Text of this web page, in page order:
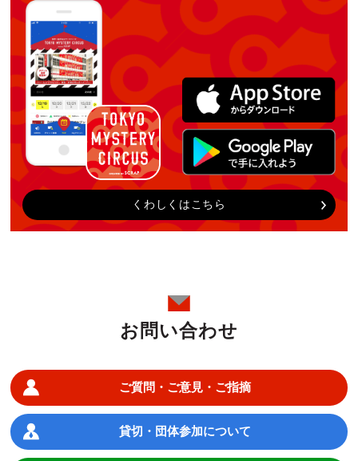
くわしくはこちら
お問い合わせ
ご質問・ご意見・ご指摘
貸切・団体参加について